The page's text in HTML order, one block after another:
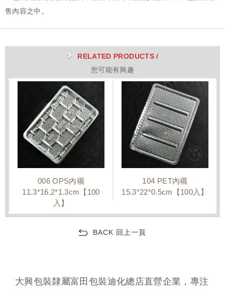
RELATED PRODUCTS /
您可能有興趣
006 OPS內襯
【100
104 PET內襯
15.3*22*0.5cm【100入】
BACK 回上一頁
大興包裝隸屬富田包裝迪化總店直營企業，專注